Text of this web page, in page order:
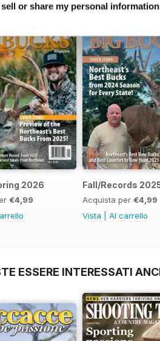
or share my personal information
2026
€4,99
Fall/Records
Acquista per €4,99
Vista
Al carrello
ESSERE INTERESSATI